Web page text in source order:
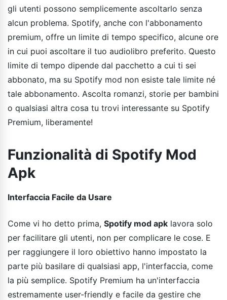
gli utenti possono semplicemente ascoltarlo senza
alcun problema. Spotify, anche con l'abbonamento
premium, offre un limite di tempo specifico, alcune ore
in cui puoi ascoltare il tuo audiolibro preferito. Questo
limite di tempo dipende dal pacchetto a cui ti sei
abbonato, ma su Spotify mod non esiste tale limite né
tale abbonamento. Ascolta romanzi, storie per bambini
o qualsiasi altra cosa tu trovi interessante su Spotify
Premium, liberamente!
Funzionalità di Spotify Mod
Apk
Interfaccia Facile da Usare
Come vi ho detto prima, Spotify mod apk lavora solo
per facilitare gli utenti, non per complicare le cose. E
per raggiungere il loro obiettivo hanno impostato la
parte più basilare di qualsiasi app, l'interfaccia, come
la più semplice. Spotify Premium ha un'interfaccia
estremamente user-friendly e facile da gestire che